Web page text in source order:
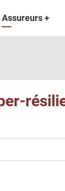
Assureurs+